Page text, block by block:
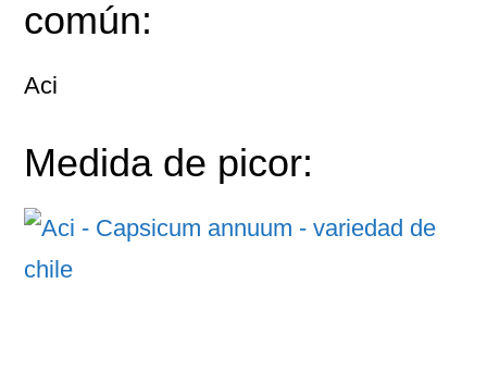
común:
Aci
Medida de picor: